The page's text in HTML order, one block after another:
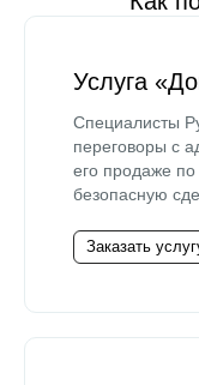
Услуга
Специалисты
переговоры с
его продаже
безопасную
Заказать